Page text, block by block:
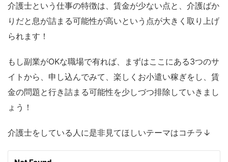
介護士という仕事の特徴は、賃金が少ない点と、介護ばか
りだと息が詰まる可能性が高いという点が大きく取り上げ
られます！
もし副業がOKな職場で有れば、まずはここにある3つのサ
イトから、申し込んでみて、楽しくお小遣い稼ぎをし、賃
金の問題と行き詰まる可能性を少しづつ排除していきまし
ょう！
介護士をしている人に是非見てほしいテーマはコチラ↓